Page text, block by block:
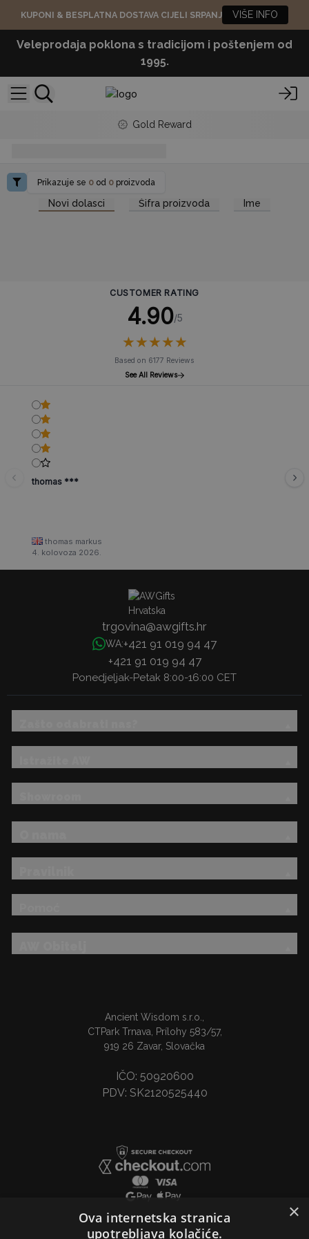
KUPONI & BESPLATNA DOSTAVA CIJELI SRPANJ VIŠE INFO
Veleprodaja poklona s tradicijom i poštenjem od
1995.
Gold Reward
Prikazuje se 0 od 0 proizvoda
Novi dolasci Šifra proizvoda Ime
CUSTOMER RATING
4.90/5
★★★★★
★★★★★
Based on 6177 Reviews
See All Reviews
thomas ***
thomas markus
4. kolovoza 2026.
trgovina@awgifts.hr
WA:+421 91 019 94 47
+421 91 019 94 47
Ponedjeljak-Petak 8:00-16:00 CET
Ancient Wisdom s.r.o.,
CTPark Trnava, Prílohy 583/57,
919 26 Zavar, Slovačka
IČO: 50920600
PDV: SK2120525440
×
Ova internetska stranica
upotrebljava kolačiće.